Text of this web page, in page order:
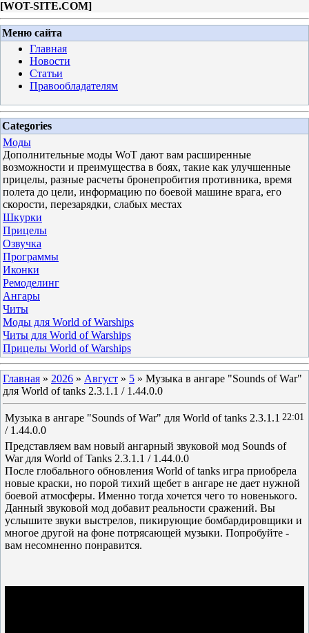
[WOT-SITE.COM]
Меню сайта
Главная
Новости
Статьи
Правообладателям
Categories
Моды
Дополнительные моды WoT дают вам расширенные
возможности и преимущества в боях, такие как улучшенные
прицелы, разные расчеты бронепробития противника, время
полета до цели, информацию по боевой машине врага, его
скорости, перезарядки, слабых местах
Шкурки
Прицелы
Озвучка
Программы
Иконки
Ремоделинг
Ангары
Читы
Моды для World of Warships
Читы для World of Warships
Прицелы World of Warships
Главная » 2026 » Август » 5 » Музыка в ангаре "Sounds of War"
для World of tanks 2.3.1.1 / 1.44.0.0
22:01
Музыка в ангаре "Sounds of War" для World of tanks 2.3.1.1
/ 1.44.0.0
Представляем вам новый ангарный звуковой мод Sounds of
War для World of Tanks 2.3.1.1 / 1.44.0.0
После глобального обновления World of tanks игра приобрела
новые краски, но порой тихий щебет в ангаре не дает нужной
боевой атмосферы. Именно тогда хочется чего то новенького.
Данный звуковой мод добавит реальности сражений. Вы
услышите звуки выстрелов, пикирующие бомбардировщики и
многое другой на фоне потрясающей музыки. Попробуйте -
вам несомненно понравится.